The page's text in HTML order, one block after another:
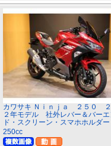
カワサキ Ｎｉｎｊａ ２５０
２年モデル 社外レバー＆バーエ
ド・スクリーン・スマホホルダー
250cc